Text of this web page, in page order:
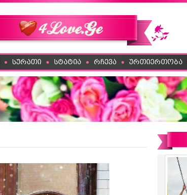
სურათი სტატია რჩევა ურთიერთობა